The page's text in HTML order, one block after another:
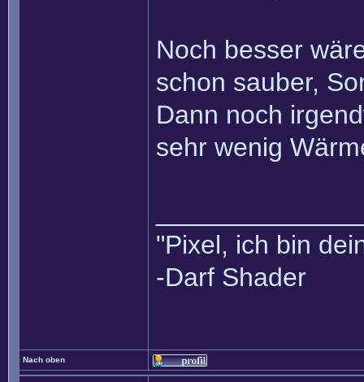
Noch besser
schon sauber,
Dann noch
sehr wenig
"Pixel, ich bin
-Darf Shader
Nach oben